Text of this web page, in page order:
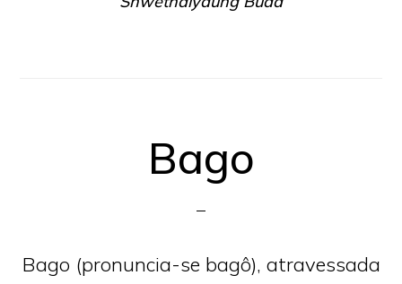
Bago
Bago (pronuncia-se bagô), atravessada